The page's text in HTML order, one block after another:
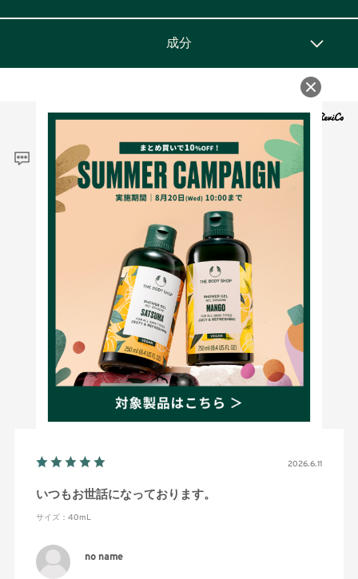
成分
レビュー
4.9
レビュー件数： 8件
(0)
★ (0)
表示：新しい順
2026.6.11
いつもお世話になっております。
サイズ：40mL
no name